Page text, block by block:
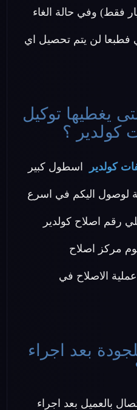
فقط) وفي حالة الغاء
فطبعا لن يتم تحصيل اي
يغطيها توكيل
كولدير ؟
كولدير اسطول كبير
لوصول اليكم في اسرع
رقم اصلاح كولدير
مركز اصلاح
الاصلاح في
بعد اجراء
بالعميل بعد اجراء